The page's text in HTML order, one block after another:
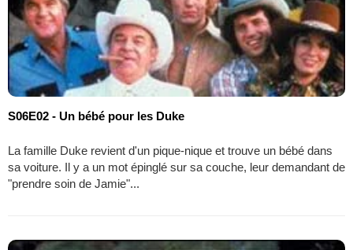
S06E02 - Un bébé pour les Duke
La famille Duke revient d'un pique-nique et trouve un bébé dans
sa voiture. Il y a un mot épinglé sur sa couche, leur demandant de
"prendre soin de Jamie"...